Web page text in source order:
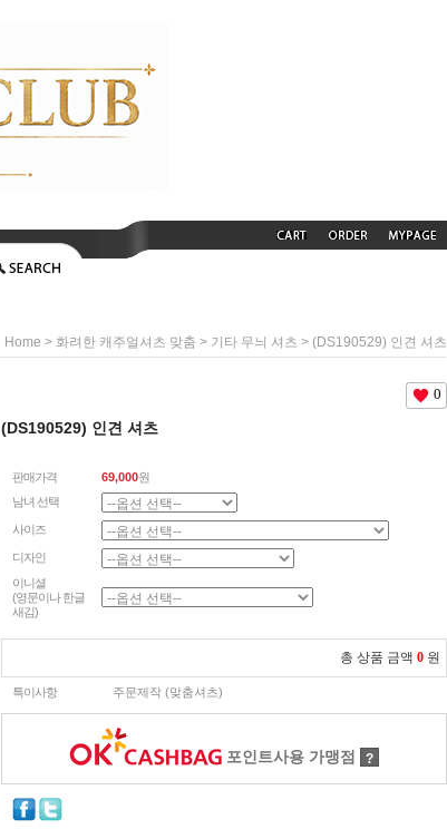
Home > 화려한 캐주얼셔츠 맞춤 > 기타 무늬 셔츠 > (DS190529) 인견 셔츠
0
(DS190529) 인견 셔츠
판매가격 69,000원
남녀 선택
사이즈
디자인
이니셜
(영문이나 한글
새김)
총 상품 금액 0 원
특이사항 주문제작 (맞춤셔츠)
포인트사용 가맹점 ?